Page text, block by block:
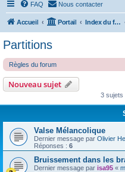
FAQ Nous contacter
Accueil Portail Index du forum
Partitions
Règles du forum
Nouveau sujet
3 sujets
Valse Mélancolique
Dernier message par Olivier
Réponses : 6
Bruissement dans les
Dernier message par isa95 «